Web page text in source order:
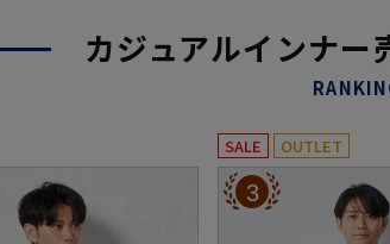
カジュアルインナー
SALE OUTLET
3